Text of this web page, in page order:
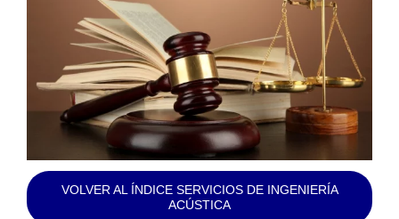
VOLVER AL ÍNDICE SERVICIOS DE INGENIERÍA
ACÚSTICA